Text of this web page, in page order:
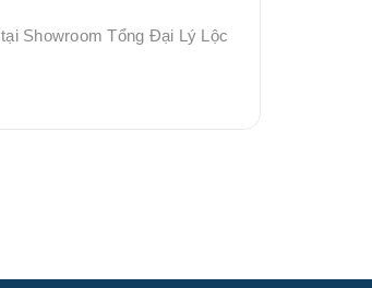
Showroom Tổng Đại Lý Lộc